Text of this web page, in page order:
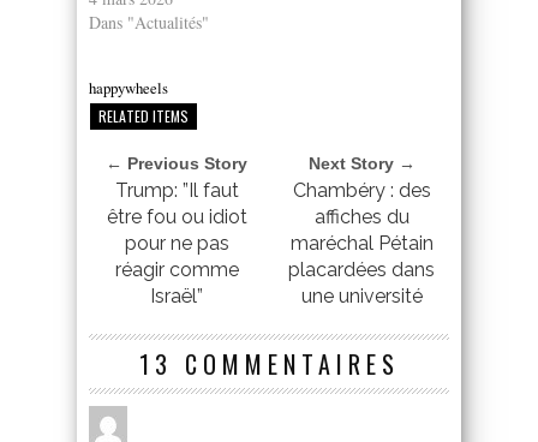
Dans "Actualités"
happywheels
RELATED ITEMS
← Previous Story
Trump: ”Il faut
être fou ou idiot
pour ne pas
réagir comme
Israël”
Next Story →
Chambéry : des
affiches du
maréchal Pétain
placardées dans
une université
13 COMMENTAIRES